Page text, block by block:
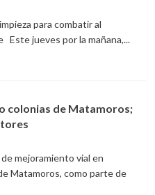
para combatir al
jueves por la mañana,...
colonias de Matamoros;
mejoramiento vial en
Matamoros, como parte de